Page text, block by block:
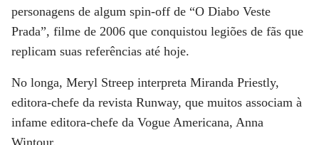
personagens de algum spin-off de “O Diabo Veste
Prada”, filme de 2006 que conquistou legiões de fãs que
replicam suas referências até hoje.
No longa, Meryl Streep interpreta Miranda Priestly,
editora-chefe da revista Runway, que muitos associam à
infame editora-chefe da Vogue Americana, Anna